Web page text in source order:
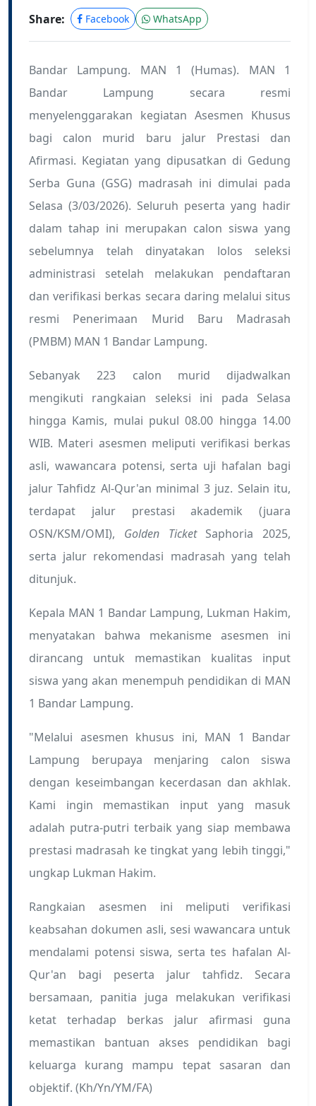
Share: Facebook WhatsApp
Bandar Lampung. MAN 1 (Humas). MAN 1
Bandar Lampung secara resmi
menyelenggarakan kegiatan Asesmen Khusus
bagi calon murid baru jalur Prestasi dan
Afirmasi. Kegiatan yang dipusatkan di Gedung
Serba Guna (GSG) madrasah ini dimulai pada
Selasa (3/03/2026). Seluruh peserta yang hadir
dalam tahap ini merupakan calon siswa yang
sebelumnya telah dinyatakan lolos seleksi
administrasi setelah melakukan pendaftaran
dan verifikasi berkas secara daring melalui situs
resmi Penerimaan Murid Baru Madrasah
(PMBM) MAN 1 Bandar Lampung.
Sebanyak 223 calon murid dijadwalkan
mengikuti rangkaian seleksi ini pada Selasa
hingga Kamis, mulai pukul 08.00 hingga 14.00
WIB. Materi asesmen meliputi verifikasi berkas
asli, wawancara potensi, serta uji hafalan bagi
jalur Tahfidz Al-Qur'an minimal 3 juz. Selain itu,
terdapat jalur prestasi akademik (juara
OSN/KSM/OMI), Golden TicketSaphoria 2025,
serta jalur rekomendasi madrasah yang telah
ditunjuk.
Kepala MAN 1 Bandar Lampung, Lukman Hakim,
menyatakan bahwa mekanisme asesmen ini
dirancang untuk memastikan kualitas input
siswa yang akan menempuh pendidikan di MAN
1 Bandar Lampung.
"Melalui asesmen khusus ini, MAN 1 Bandar
Lampung berupaya menjaring calon siswa
dengan keseimbangan kecerdasan dan akhlak.
Kami ingin memastikan input yang masuk
adalah putra-putri terbaik yang siap membawa
prestasi madrasah ke tingkat yang lebih tinggi,"
ungkap Lukman Hakim.
Rangkaian asesmen ini meliputi verifikasi
keabsahan dokumen asli, sesi wawancara untuk
mendalami potensi siswa, serta tes hafalan Al-
Qur'an bagi peserta jalur tahfidz. Secara
bersamaan, panitia juga melakukan verifikasi
ketat terhadap berkas jalur afirmasi guna
memastikan bantuan akses pendidikan bagi
keluarga kurang mampu tepat sasaran dan
objektif. (Kh/Yn/YM/FA)